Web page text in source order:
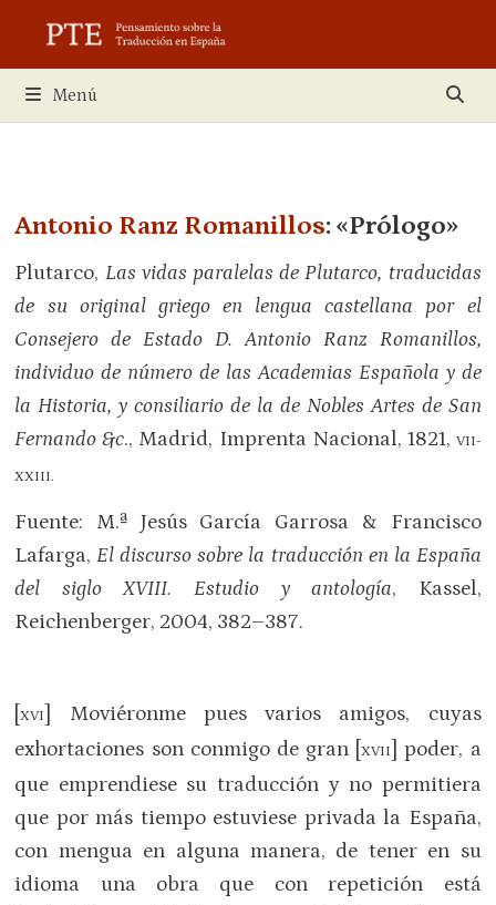
contenido
Menú
Antonio Ranz Romanillos: «Prólogo»
Plutarco, Las vidas paralelas de Plutarco, traducidas
de su original griego en lengua castellana por el
Consejero de Estado D. Antonio Ranz Romanillos,
individuo de número de las Academias Española y de
la Historia, y consiliario de la de Nobles Artes de San
Fernando &c., Madrid, Imprenta Nacional, 1821, VII-
XXIII.
Fuente: M.ª Jesús García Garrosa & Francisco
Lafarga,El discurso sobre la traducción en la España
del siglo XVIII. Estudio y antología, Kassel,
Reichenberger, 2004, 382–387.
[XVI
] Moviéronme pues varios amigos, cu­yas
exhortaciones son conmigo de gran [XVII
] poder, a
que emprendiese su traducción y no permitiera
que por más tiempo estuviese privada la España,
con mengua en alguna manera, de tener en su
idioma una obra que con repetición está